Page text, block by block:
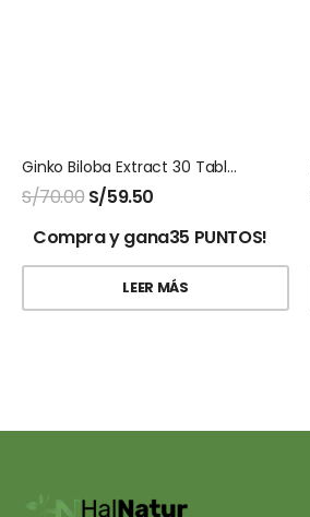
Ginko Biloba Extract 30 Tabletas Natures Sunshine
S/70.00 S/59.50
Compra y gana35 PUNTOS!
LEER MÁS